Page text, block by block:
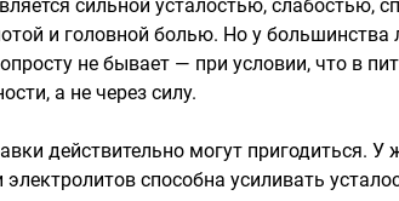
сильной усталостью, слабостью,
и головной болью. Но у
не бывает — при условии, что в
а не через силу.
действительно могут пригодиться.
способна усиливать